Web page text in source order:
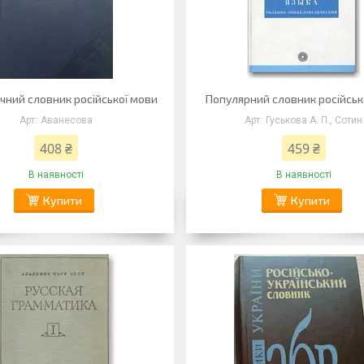
словник російської мови
Аванесова
408 ₴
В наявності
Купити
Популярний словник
Гуськова А. П., Сотин
459 ₴
В наявності
Купити